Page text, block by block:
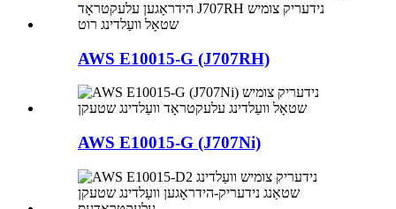
AWS E10015-G (J707RH)
AWS E10015-G (J707Ni)